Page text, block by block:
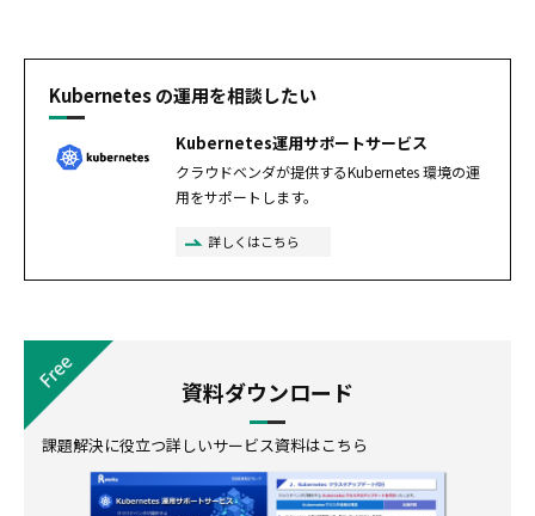
Kubernetes の運用を相談したい
Kubernetes運用サポートサービス
クラウドベンダが提供するKubernetes 環境の運
用をサポートします。
詳しくはこちら
資料ダウンロード
課題解決に役立つ詳しいサービス資料はこちら